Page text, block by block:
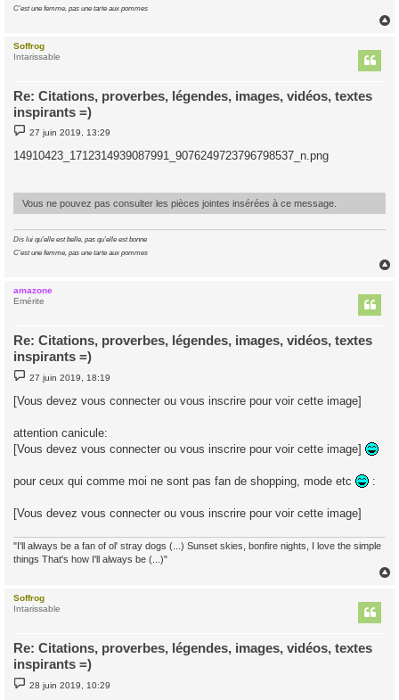
C'est une femme, pas une tarte aux pommes
Soffrog
Intarissable
Re: Citations, proverbes, légendes, images, vidéos, textes
inspirants =)
M
e
s
s
e
27 juin 2019, 13:29
14910423_1712314939087991_9076249723796798537_n.png
Vous ne pouvez pas consulter les pièces jointes insérées à ce message.
Dis lui qu'elle est belle, pas qu'elle est bonne
C'est une femme, pas une tarte aux pommes
amazone
Emérite
Re: Citations, proverbes, légendes, images, vidéos, textes
inspirants =)
M
e
s
e
27 juin 2019, 18:19
[Vous devez vous connecter ou vous inscrire pour voir cette image]
attention canicule:
[Vous devez vous connecter ou vous inscrire pour voir cette image]
pour ceux qui comme moi ne sont pas fan de shopping, mode etc :
[Vous devez vous connecter ou vous inscrire pour voir cette image]
"I'll always be a fan of ol' stray dogs (...) Sunset skies, bonfire nights, I love the simple
things That's how I'll always be (...)"
Soffrog
Intarissable
Re: Citations, proverbes, légendes, images, vidéos, textes
inspirants =)
M
e
28 juin 2019, 10:29